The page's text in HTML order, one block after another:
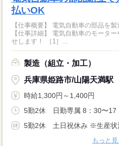
払いOK
【仕事概要】 電気自動車の部品を
【仕事詳細】 電気自動車のモータ
せします！ ［1］...
製造（組立・加工）
兵庫県姫路市/山陽天満駅
時給1,300円～1,400円
5勤2休 日勤専属 8：30〜17
5勤2休 土日祝休み ※生産状
もっと見